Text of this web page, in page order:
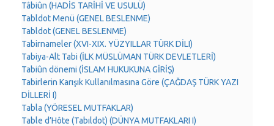
Tâbiûn (HADİS TARİHİ VE USULÜ)
Tabldot Menü (GENEL BESLENME)
Tabldot (GENEL BESLENME)
Tabirnameler (XVI-XIX. YÜZYILLAR TÜRK DİLI)
Tabiya-Alt Tabi (İLK MÜSLÜMAN TÜRK DEVLETLERİ)
Tabiûn dönemi (İSLAM HUKUKUNA GİRİŞ)
Tabirlerin Karışık Kullanılmasına Göre (ÇAĞDAŞ TÜRK YAZI
DİLLERİ I)
Tabla (YÖRESEL MUTFAKLAR)
Table d’Hôte (Tabıldot) (DÜNYA MUTFAKLARI I)